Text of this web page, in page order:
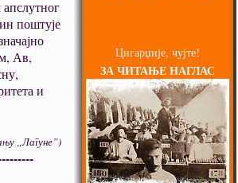
поштује
Ав,
и
Цигарџије, чујте!
ЗА ЧИТАЊЕ НАГЛАС